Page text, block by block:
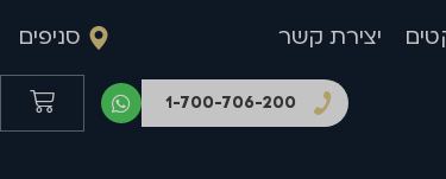
יצירת קשר סניפים
1-700-706-200